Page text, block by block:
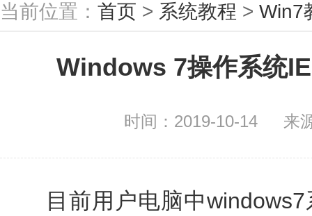
当前位置： 首页 > 系统教程 > Win7
Windows 7操作系统
时间：2019-10-14 来
目前用户电脑中windows7